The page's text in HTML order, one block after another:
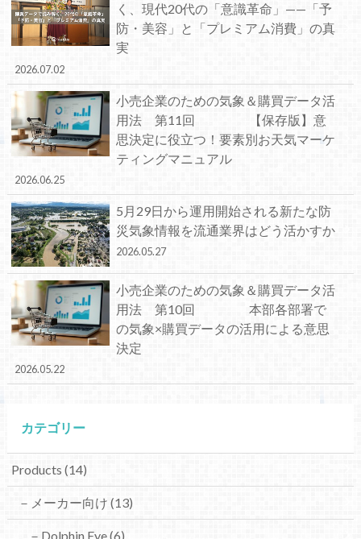
く、現代20代の「意識革命」——「予
防・美容」と「プレミアム消費」の真
実
2026.07.02
小売企業のための気象＆購買データ活
用法 第11回 【保存版】意
思決定に役立つ！要素別お天気マーケ
ティングマニュアル
2026.06.25
5月29日から運用開始される新たな防
災気象情報を流通業界はどう活かすか
2026.05.27
小売企業のための気象＆購買データ活
用法 第10回 本部各部署で
の気象×購買データの活用による意思
決定
2026.05.22
カテゴリー
Products (14)
－メーカー向け (13)
－Dolphin Eye(6)